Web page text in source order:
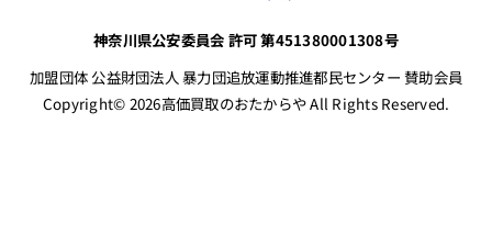
神奈川県公安委員会 許可 第451380001308号
加盟団体 公益財団法人 暴力団追放運動推進都民センター 賛助会員
Copyright© 2026高価買取のおたからや All Rights Reserved.